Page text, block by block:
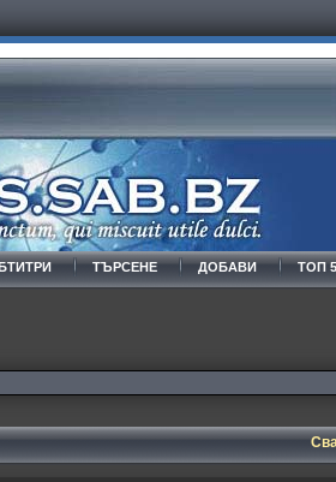
ТЪРСЕНЕ ДОБАВИ ТОП